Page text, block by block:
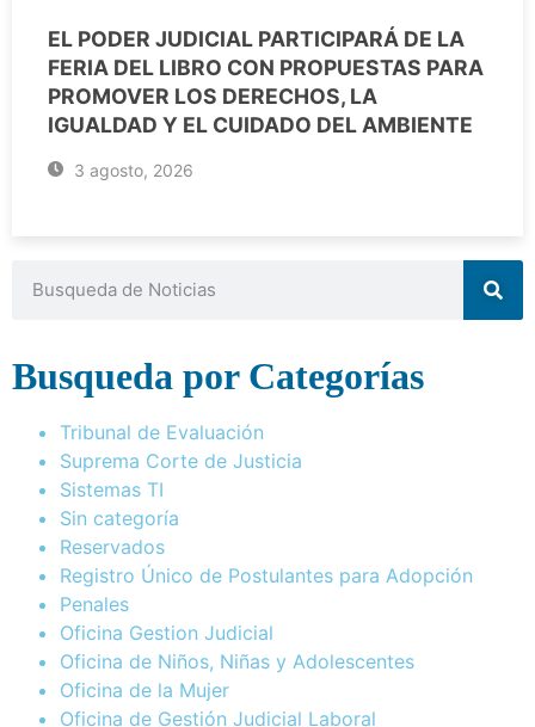
EL PODER JUDICIAL PARTICIPARÁ DE LA
FERIA DEL LIBRO CON PROPUESTAS PARA
PROMOVER LOS DERECHOS, LA
IGUALDAD Y EL CUIDADO DEL AMBIENTE
3 agosto, 2026
Busqueda por Categorías
Tribunal de Evaluación
Suprema Corte de Justicia
Sistemas TI
Sin categoría
Reservados
Registro Único de Postulantes para Adopción
Penales
Oficina Gestion Judicial
Oficina de Niños, Niñas y Adolescentes
Oficina de la Mujer
Oficina de Gestión Judicial Laboral